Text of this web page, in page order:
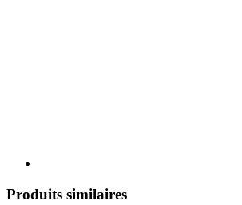
Produits similaires